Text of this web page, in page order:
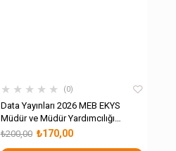
★ ★ ★ ★ ★ 0
Data Yayınları 2026 MEB EKYS
Müdür ve Müdür Yardımcılığı
Tamamı Çözümlü 3 Deneme Sınavı
₺170,00
₺200,00